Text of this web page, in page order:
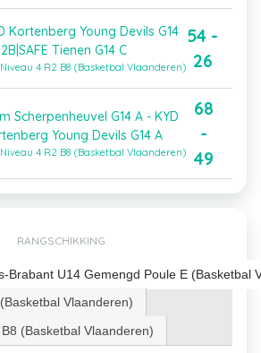
Kortenberg Young Devils G14
Tienen G14 C
Niveau 4 R2 B8 (Basketbal Vlaanderen)
54 -
26
Scherpenheuvel G14 A - KYD
Young Devils G14 A
Niveau 4 R2 B8 (Basketbal Vlaanderen)
68
-
49
RANGSCHIKKING
Brabant U14 Gemengd Poule E (Basketbal
Vlaanderen)
(Basketbal Vlaanderen)